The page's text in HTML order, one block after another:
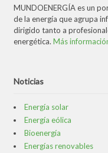
MUNDOENERGÍA es un
de la energía que agrupa
dirigido tanto a
energética. Más
Noticias
Energía solar
Energía eólica
Bioenergía
Energías renovables